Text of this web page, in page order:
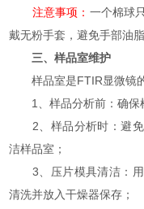
注意事项： 一个棉球
戴无粉手套，避免手部油
三、样品室维护
样品室是FTIR显微镜的
1、样品分析前：确保
2、样品分析时：避免
洁样品室；
3、压片模具清洁：用
清洗并放入干燥器保存；